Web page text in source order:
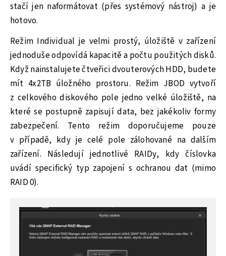
stačí jen naformátovat (přes systémový nástroj) a je
hotovo.
Režim Individual je velmi prostý, úložiště v zařízení
jednoduše odpovídá kapacitě a počtu použitých disků.
Když nainstalujete čtveřici dvouterových HDD, budete
mít 4x2TB úložného prostoru. Režim JBOD vytvoří
z celkového diskového pole jedno velké úložiště, na
které se postupně zapisují data, bez jakékoliv formy
zabezpečení. Tento režim doporučujeme pouze
v případě, kdy je celé pole zálohované na dalším
zařízení. Následují jednotlivé RAIDy, kdy číslovka
uvádí specifický typ zapojení s ochranou dat (mimo
RAID 0).